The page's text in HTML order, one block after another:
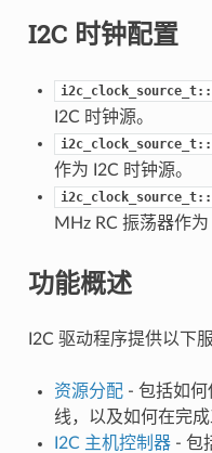
I2C 时钟配置
I2C 时钟源。
作为 I2C 时钟源。
MHz RC 振荡器作为
功能概述
I2C 驱动程序提供以下服
资源分配- 包括如何
线，以及如何在完成
I2C 主机控制器- 包